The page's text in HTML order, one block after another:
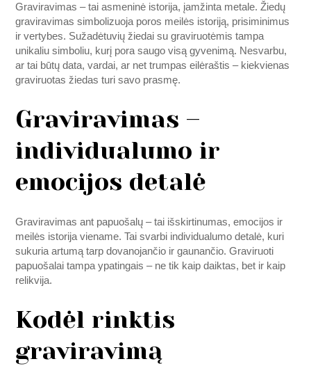
Graviravimas – tai asmeninė istorija, įamžinta metale. Žiedų
graviravimas simbolizuoja poros meilės istoriją, prisiminimus
ir vertybes. Sužadėtuvių žiedai su graviruotėmis tampa
unikaliu simboliu, kurį pora saugo visą gyvenimą. Nesvarbu,
ar tai būtų data, vardai, ar net trumpas eilėraštis – kiekvienas
graviruotas žiedas turi savo prasmę.
Graviravimas –
individualumo ir
emocijos detalė
Graviravimas ant papuošalų – tai išskirtinumas, emocijos ir
meilės istorija viename. Tai svarbi individualumo detalė, kuri
sukuria artumą tarp dovanojančio ir gaunančio. Graviruoti
papuošalai tampa ypatingais – ne tik kaip daiktas, bet ir kaip
relikvija.
Kodėl rinktis
graviravimą